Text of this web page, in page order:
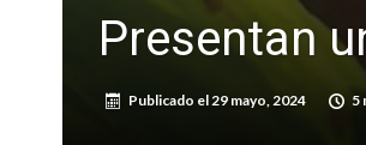
Presentan
Publicado el29 mayo, 2024 5